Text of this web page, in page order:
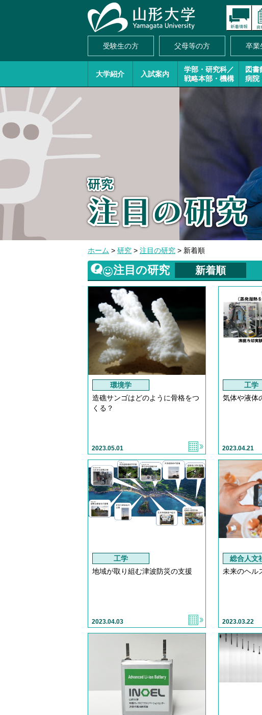
受験生の方 父母等の方 卒業
大学紹介 入試案内
学部・研究科／
戦略本部・機構
図書
病院
ホーム > 研究 > 注目の研究 > 新着順
注目の研究 新着順
環境学
造礁サンゴはどのように骨格をつ
くる？
2023.05.01
工学
気体や液体
2023.04.21
工学
地域が取り組む津波防災の支援
2023.04.03
総合人文
未来のヘル
2023.03.22